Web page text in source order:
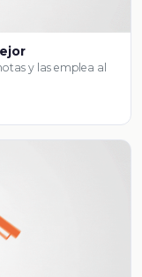
y las emplea al